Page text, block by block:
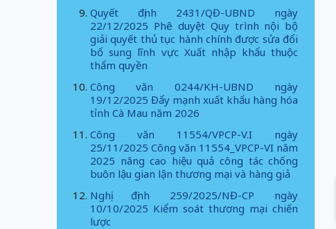
Quyết định 2431/QĐ-UBND ngày
22/12/2025 Phê duyệt Quy trình nội bộ
giải quyết thủ tục hành chính được sửa đổi
bổ sung lĩnh vực Xuất nhập khẩu thuộc
thẩm quyền
Công văn 0244/KH-UBND ngày
19/12/2025 Đẩy mạnh xuất khẩu hàng hóa
tỉnh Cà Mau năm 2026
Công văn 11554/VPCP-V.I ngày
25/11/2025 Công văn 11554_VPCP-VI năm
2025 nâng cao hiệu quả công tác chống
buôn lậu gian lận thương mại và hàng giả
Nghị định 259/2025/NĐ-CP ngày
10/10/2025 Kiểm soát thương mại chiến
lược